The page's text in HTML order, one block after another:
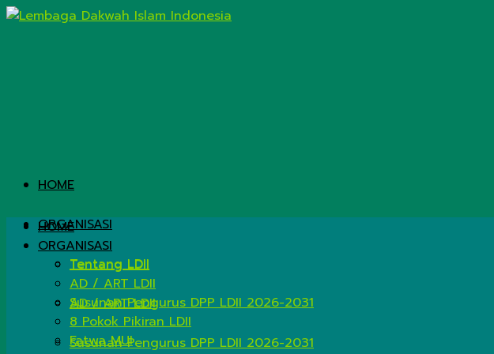
HOME
ORGANISASI
Tentang LDII
AD / ART LDII
Susunan Pengurus DPP LDII 2026-2031
HOME
ORGANISASI
Tentang LDII
AD / ART LDII
Susunan Pengurus DPP LDII 2026-2031
8 Pokok Pikiran LDII
Fatwa MUI